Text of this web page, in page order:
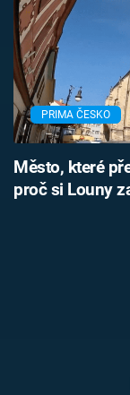
PRIMA ČESKO
Město, které
proč si Louny